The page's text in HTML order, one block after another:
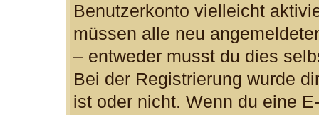
Benutzerkonto vielleicht
müssen alle neu
– entweder musst du dies
Bei der Registrierung wurde
ist oder nicht. Wenn du eine